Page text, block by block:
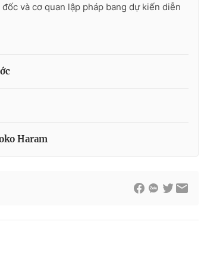
và cơ quan lập pháp bang dự kiến diễn
Haram